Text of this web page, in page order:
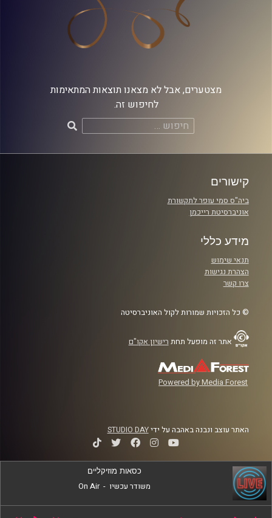
מצטערים, אבל לא מצאנו תוצאות המתאימות
לחיפוש זה.
חיפוש:
קישורים
ביה"ס סמי עופר לתקשורת
אוניברסיטת רייכמן
מידע כללי
תנאי שימוש
הצהרת נגישות
צרו קשר
© כל הזכויות שמורות לקול האוניברסיטה
אתר זה מופעל תחת רישיון אקו"ם
Powered by Media Forest
האתר עוצב ונבנה באהבה על ידיSTUDIO DAY
כסאות מוזיקליים
משודר עכשיו -
On Air